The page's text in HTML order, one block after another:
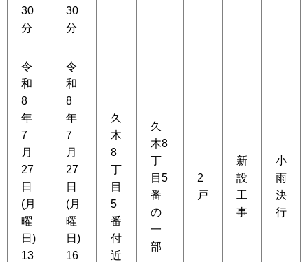
30
分
30
分
令
和
8
年
7
月
27
日
(月
曜
日)
13
令
和
8
年
7
月
27
日
(月
曜
日)
16
久
木
8
丁
目
5
番
付
近
久
木8
丁
目5
番
の
一
部
2
戸
新
設
工
事
小
雨
決
行